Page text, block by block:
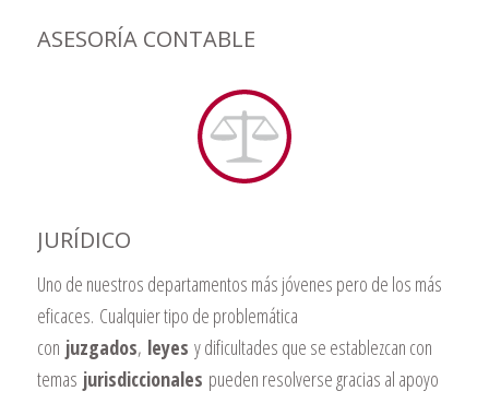
ASESORÍA CONTABLE
JURÍDICO
Uno de nuestros departamentos más jóvenes pero de los más
eficaces. Cualquier tipo de problemática
con juzgados, leyes y dificultades que se establezcan con
temas jurisdiccionales pueden resolverse gracias al apoyo